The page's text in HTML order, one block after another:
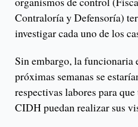
Contraloría y Defensoría)
investigar cada uno de los
Sin embargo, la funcionaria
próximas semanas se
respectivas labores para
CIDH puedan realizar sus